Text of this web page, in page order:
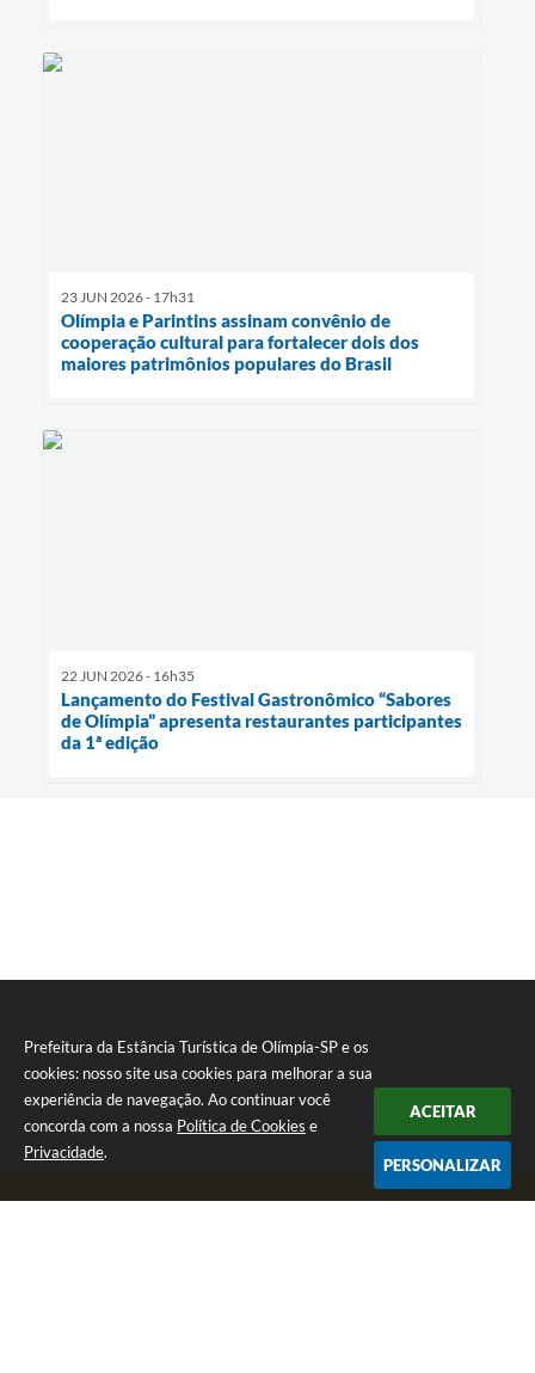
Prefeitura da Estância Turística de Olímpia-SP e os
cookies: nosso site usa cookies para melhorar a sua
experiência de navegação. Ao continuar você
concorda com a nossa Política de Cookies e
Privacidade.
ACEITAR
PERSONALIZAR
23 JUN 2026 - 17h31
Olímpia e Parintins assinam convênio de
cooperação cultural para fortalecer dois dos
maiores patrimônios populares do Brasil
22 JUN 2026 - 16h35
Lançamento do Festival Gastronômico “Sabores
de Olímpia” apresenta restaurantes participantes
da 1ª edição